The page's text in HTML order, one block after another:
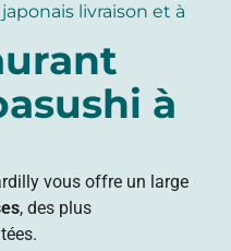
livraison et à
à
vous offre un large
, des plus